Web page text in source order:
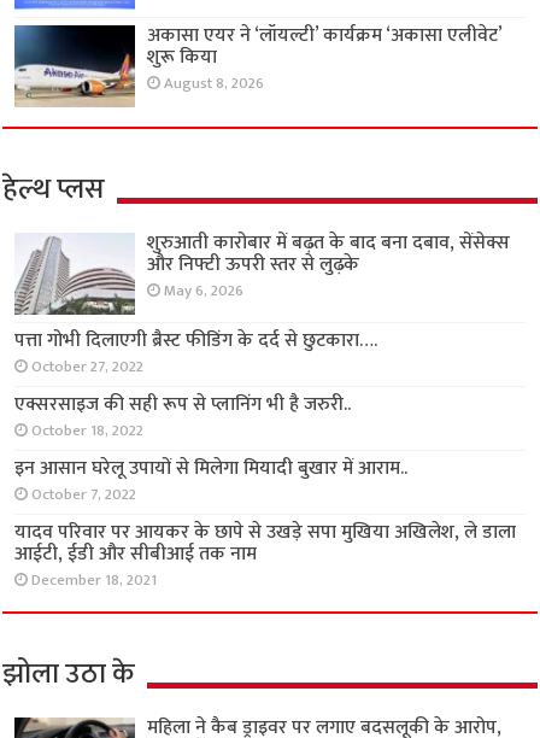
अकासा एयर ने ‘लॉयल्टी’ कार्यक्रम ‘अकासा एलीवेट’
शुरू किया
August 8, 2026
हेल्थ प्लस
शुरुआती कारोबार में बढ़त के बाद बना दबाव, सेंसेक्स
और निफ्टी ऊपरी स्तर से लुढ़के
May 6, 2026
पत्ता गोभी दिलाएगी ब्रैस्ट फीडिंग के दर्द से छुटकारा….
October 27, 2022
एक्सरसाइज की सही रूप से प्लानिंग भी है जरुरी..
October 18, 2022
इन आसान घरेलू उपायों से मिलेगा मियादी बुखार में आराम..
October 7, 2022
यादव परिवार पर आयकर के छापे से उखड़े सपा मुखिया अखिलेश, ले डाला
आईटी, ईडी और सीबीआई तक नाम
December 18, 2021
झोला उठा के
महिला ने कैब ड्राइवर पर लगाए बदसलूकी के आरोप,